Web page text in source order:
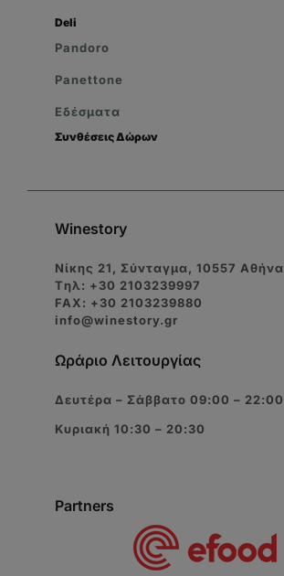
Deli
Pandoro
Panettone
Εδέσματα
Συνθέσεις Δώρων
Winestory
Νίκης 21, Σύνταγμα, 10557 Αθήνα
Tηλ: +30 2103239997
FAX: +30 2103239880
info@winestory.gr
Ωράριο Λειτουργίας
Δευτέρα – Σάββατο 09:00 – 22:00
Κυριακή 10:30 – 20:30
Partners